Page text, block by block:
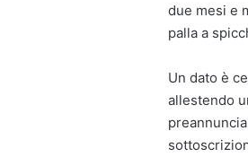
due mesi e
palla a
Un dato è
allestendo